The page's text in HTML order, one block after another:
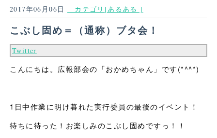
2017年06月06日
カテゴリ[あるある ]
こぶし固め＝（通称）ブタ会！
Twitter
こんにちは。広報部会の「おかめちゃん」です(*^^*)
1日中作業に明け暮れた実行委員の最後のイベント！
待ちに待った！お楽しみのこぶし固めですっ！！